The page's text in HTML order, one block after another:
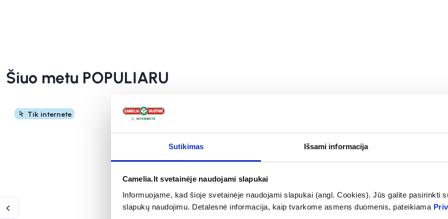
Sutikimas Išsami informacija
Camelia.lt svetainėje naudojami slapukai
Informuojame, kad šioje svetainėje naudojami slapukai (angl. Cookies). Jūs galite pasirinkti
slapukų naudojimu. Detalesnė informacija, kaip tvarkome asmens duomenis, pateikiama
Šiuo metu POPULIARU
Tik internete